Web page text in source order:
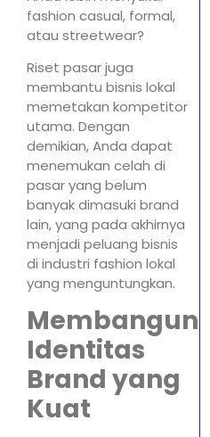
fashion casual, formal,
atau streetwear?
Riset pasar juga
membantu bisnis lokal
memetakan kompetitor
utama. Dengan
demikian, Anda dapat
menemukan celah di
pasar yang belum
banyak dimasuki brand
lain, yang pada akhirnya
menjadi peluang bisnis
di industri fashion lokal
yang menguntungkan.
Membangun
Identitas
Brand yang
Kuat